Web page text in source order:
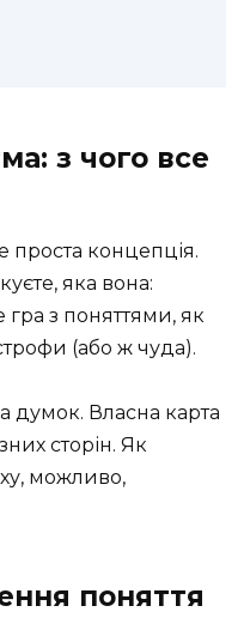
з чого все
концепція.
яка вона:
з поняттями, як
(або ж чуда).
думок. Власна карта
сторін. Як
можливо,
поняття